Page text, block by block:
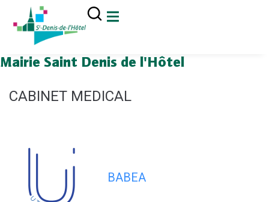
principal
Mairie Saint Denis de l'Hôtel
CABINET MEDICAL
BABEA